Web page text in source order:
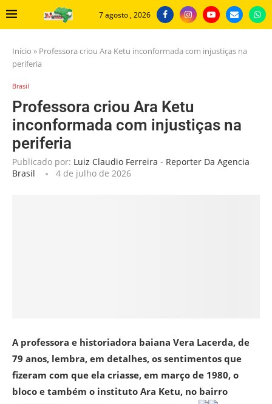
7 agosto , 2026
Início » Professora criou Ara Ketu inconformada com injustiças na
periferia
Brasil
Professora criou Ara Ketu
inconformada com injustiças na
periferia
Publicado por: Luiz Claudio Ferreira - Reporter Da Agencia
Brasil
4 de julho de 2026
A professora e historiadora baiana Vera Lacerda, de
79 anos, lembra, em detalhes, os sentimentos que
fizeram com que ela criasse, em março de 1980, o
bloco e também o instituto Ara Ketu, no bairro